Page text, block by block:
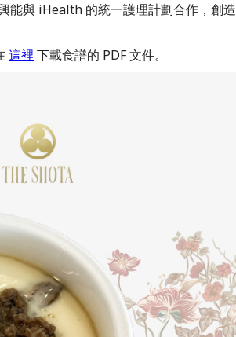
能與 iHealth 的統一護理計劃合作，創造
這裡 下載食譜的 PDF 文件。